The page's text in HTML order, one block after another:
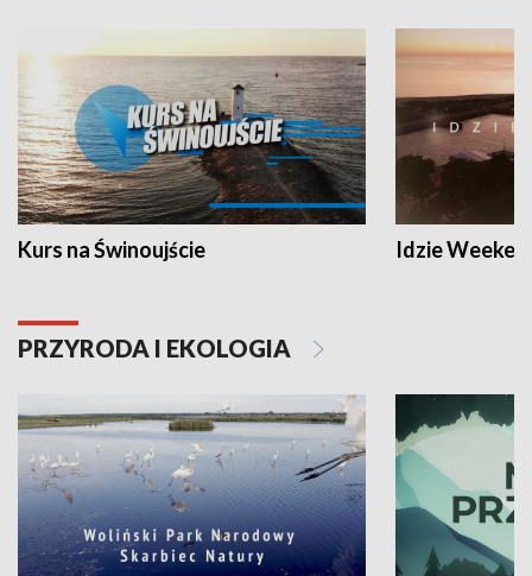
Kurs na Świnoujście Idzie
PRZYRODA I EKOLOGIA